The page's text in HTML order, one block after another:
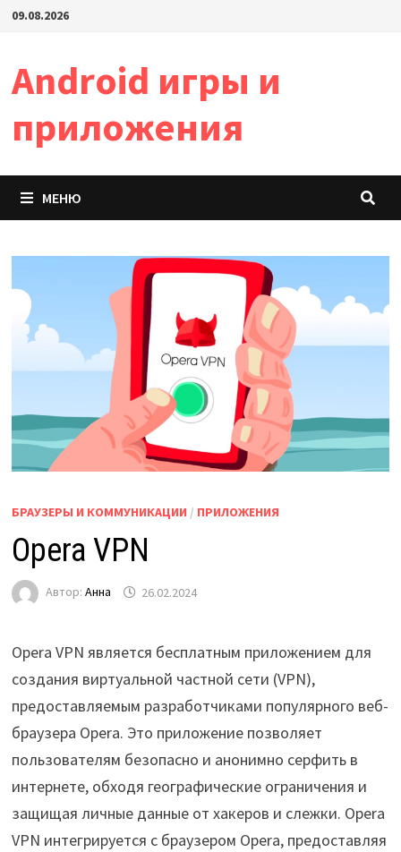
Перейти
09.08.2026
Android игры и
приложения
МЕНЮ
БРАУЗЕРЫ И КОММУНИКАЦИИ / ПРИЛОЖЕНИЯ
Opera VPN
Автор: Анна 26.02.2024
Opera VPN является бесплатным приложением для
создания виртуальной частной сети (VPN),
предоставляемым разработчиками популярного веб-
браузера Opera. Это приложение позволяет
пользователям безопасно и анонимно серфить в
интернете, обходя географические ограничения и
защищая личные данные от хакеров и слежки. Opera
VPN интегрируется с браузером Opera, предоставляя